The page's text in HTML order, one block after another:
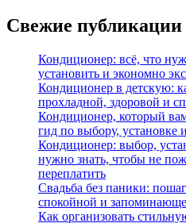
Свежие публикации
Кондиционер: всё, что
установить и экономно
Кондиционер в детскую:
прохладной, здоровой и
Кондиционер, который
гид по выбору, установке
Кондиционер: выбор,
нужно знать, чтобы не
переплатить
Свадьба без паники:
спокойной и
Как организовать